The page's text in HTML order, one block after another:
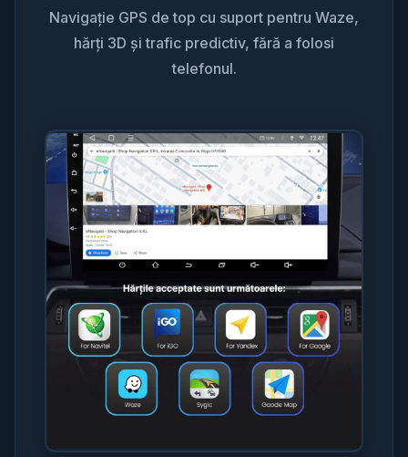
Navigație GPS de top cu suport pentru Waze,
hărți 3D și trafic predictiv, fără a folosi
telefonul.